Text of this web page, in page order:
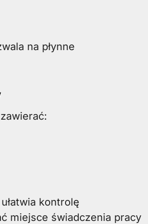
na płynne
ułatwia kontrolę
miejsce świadczenia pracy